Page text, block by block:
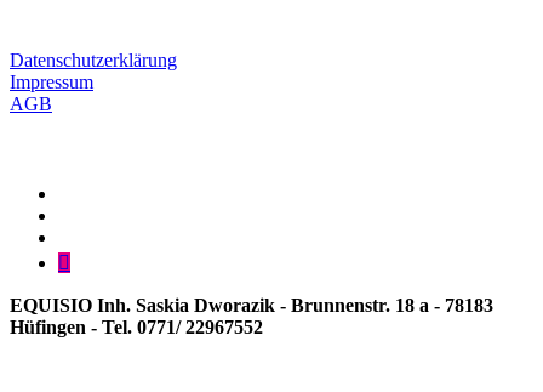
Datenschutzerklärung
Impressum
AGB
info@equisio.de
bei
Instagram
Shoppen
bei
EQUISIO
EQUISIO Inh. Saskia Dworazik - Brunnenstr. 18 a - 78183
Hüfingen - Tel. 0771/ 22967552